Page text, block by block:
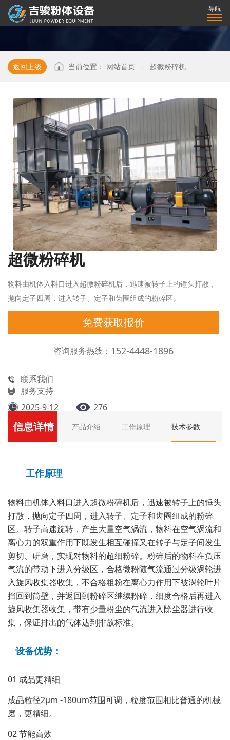
导航
返回上级 当前位置： 网站首页 - 超微粉碎机
超微粉碎机
物料由机体入料口进入超微粉碎机后，迅速被转子上的锤头打散，
抛向定子四周，进入转子、定子和齿圈组成的粉碎区。
免费获取报价
咨询服务热线： 152-4448-1896
联系我们
服务支持
2025-9-12
276
信息详情 产品介绍 工作原理 技术参数
工作原理
物料由机体入料口进入超微粉碎机后，迅速被转子上的锤头
打散，抛向定子四周，进入转子、定子和齿圈组成的粉碎
区。转子高速旋转，产生大量空气涡流，物料在空气涡流和
离心力的双重作用下既发生相互碰撞又在转子与定子间发生
剪切、研磨，实现对物料的超细粉碎。粉碎后的物料在负压
气流的带动下进入分级区，合格微粉随气流通过分级涡轮进
入旋风收集器收集，不合格粗粉在离心力作用下被涡轮叶片
挡回到筒壁，并返回到粉碎区继续粉碎，细度合格后再进入
旋风收集器收集，带有少量粉尘的气流进入除尘器进行收
集，保证排出的气体达到排放标准。
设备优势：
01 成品更精细
成品粒径2μm -180um范围可调，粒度范围相比普通的机械
磨，更精细。
02 节能高效